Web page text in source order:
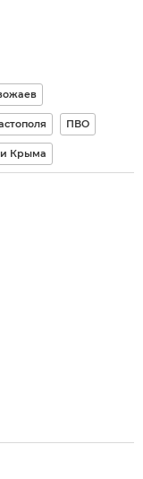
ПВО
Крыма